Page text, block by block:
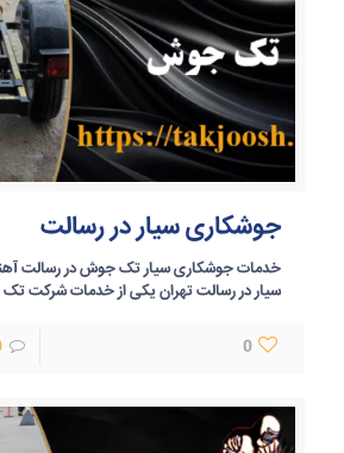
جوشکاری سیار در رسالت
خدمات جوشکاری سیار تک جوش در رسالت
سیار در رسالت تهران یکی از خدمات شرکت
0